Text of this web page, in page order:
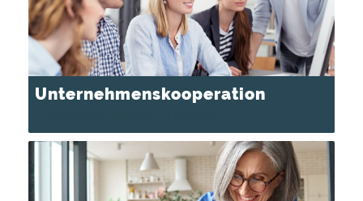
Unternehmenskooperation